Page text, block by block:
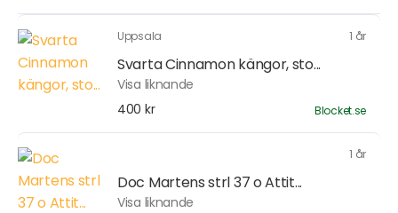
Uppsala 1 år
Svarta Cinnamon kängor, sto...
Visa liknande
400 kr
Blocket.se
1 år
Doc Martens strl 37 o Attit...
Visa liknande